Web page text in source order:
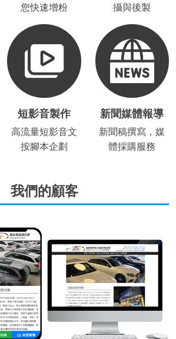
您快速增粉
攝與後製
短影音製作
高流量短影音文
按腳本企劃
新聞媒體報導
新聞稿撰寫，媒
體採購服務
我們的顧客